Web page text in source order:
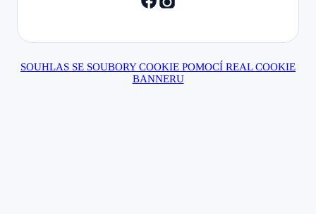
SOUHLAS SE SOUBORY COOKIE POMOCÍ REAL COOKIE
BANNERU